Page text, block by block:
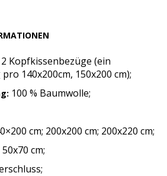
Kopfkissenbezüge (ein
140x200cm, 150x200 cm);
100 % Baumwolle;
cm; 200x200 cm; 200x220 cm;
50x70 cm;